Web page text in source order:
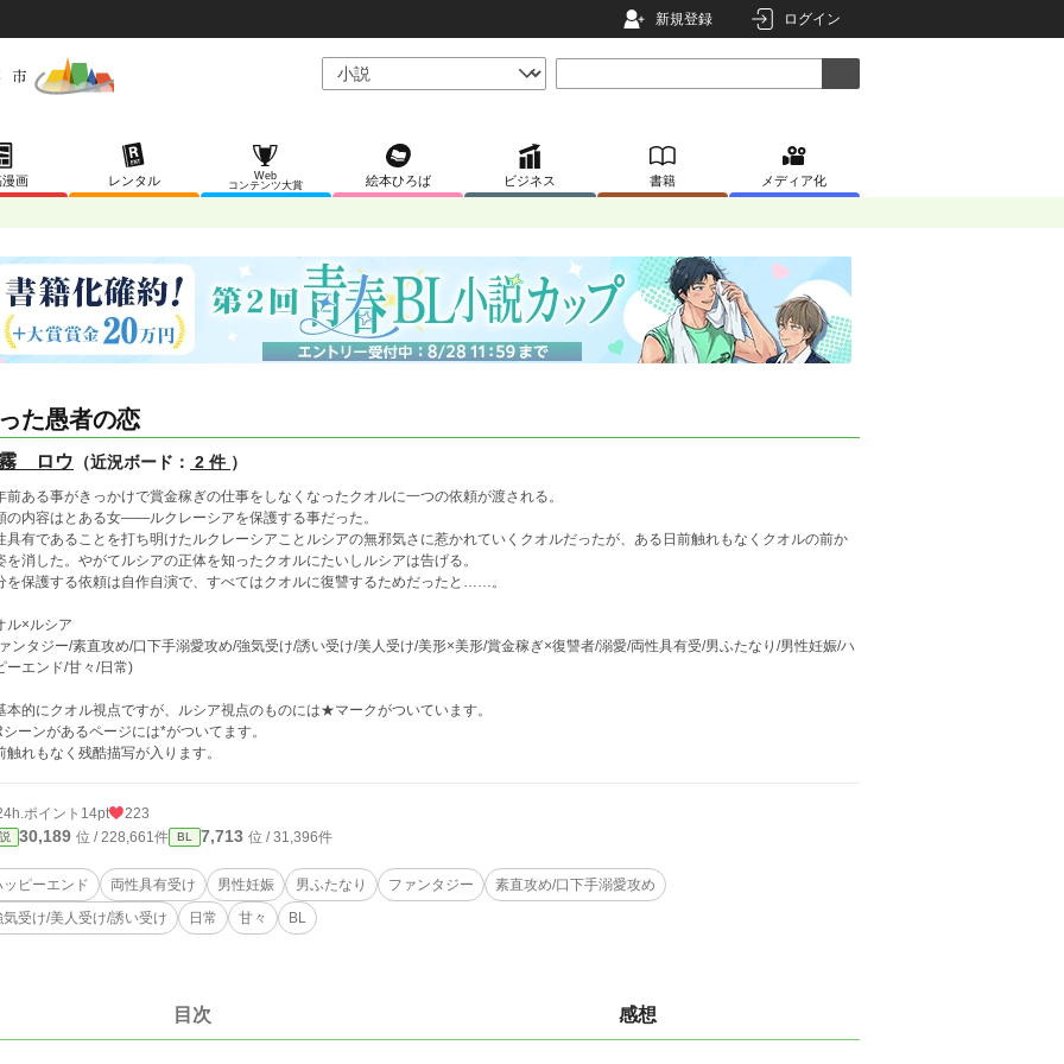
新規登録 ログイン
画 レンタル
Web
コンテンツ大賞
絵本ひろば ビジネス 書籍 メディア化
た愚者の恋
ロウ （近況ボード： 2 件 ）
前ある事がきっかけで賞金稼ぎの仕事をしなくなったクオルに一つの依頼が渡される。
の内容はとある女――ルクレーシアを保護する事だった。
具有であることを打ち明けたルクレーシアことルシアの無邪気さに惹かれていくクオルだったが、ある日前触れもなくクオルの前か
を消した。やがてルシアの正体を知ったクオルにたいしルシアは告げる。
を保護する依頼は自作自演で、すべてはクオルに復讐するためだったと……。
ル×ルシア
ンタジー/素直攻め/口下手溺愛攻め/強気受け/誘い受け/美人受け/美形×美形/賞金稼ぎ×復讐者/溺愛/両性具有受/男ふたなり/男性妊娠/ハ
ーエンド/甘々/日常)
的にクオル視点ですが、ルシア視点のものには★マークがついています。
ーンがあるページには*がついてます。
れもなく残酷描写が入ります。
ポイント 14pt 223
30,189 位 / 228,661件 BL 7,713 位 / 31,396件
ッピーエンド 両性具有受け 男性妊娠 男ふたなり ファンタジー
素直攻め/口下手溺愛攻め
気受け/美人受け/誘い受け
日常 甘々 BL
目次 感想